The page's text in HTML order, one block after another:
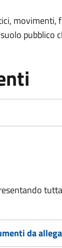
movimenti,
pubblico
da